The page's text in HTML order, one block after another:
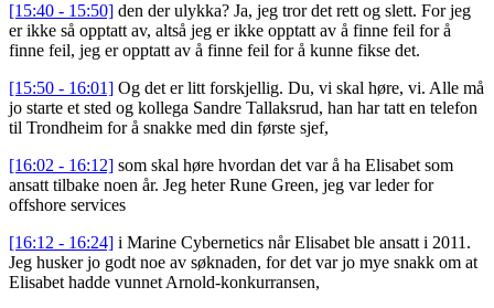
[15:40 - 15:50] den der ulykka? Ja, jeg tror det rett og slett. For jeg
er ikke så opptatt av, altså jeg er ikke opptatt av å finne feil for å
finne feil, jeg er opptatt av å finne feil for å kunne fikse det.
[15:50 - 16:01] Og det er litt forskjellig. Du, vi skal høre, vi. Alle må
jo starte et sted og kollega Sandre Tallaksrud, han har tatt en telefon
til Trondheim for å snakke med din første sjef,
[16:02 - 16:12] som skal høre hvordan det var å ha Elisabet som
ansatt tilbake noen år. Jeg heter Rune Green, jeg var leder for
offshore services
[16:12 - 16:24] i Marine Cybernetics når Elisabet ble ansatt i 2011.
Jeg husker jo godt noe av søknaden, for det var jo mye snakk om at
Elisabet hadde vunnet Arnold-konkurransen,